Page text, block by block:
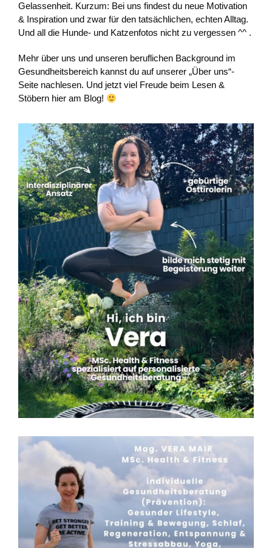
Gelassenheit. Kurzum: Bei uns findest du neue Motivation
& Inspiration und zwar für den tatsächlichen, echten Alltag.
Und all die Hunde- und Katzenfotos nicht zu vergessen ^^ .
Mehr über uns und unseren beruflichen Background im
Gesundheitsbereich kannst du auf unserer „Über uns“-
Seite nachlesen. Und jetzt viel Freude beim Lesen &
Stöbern hier am Blog!